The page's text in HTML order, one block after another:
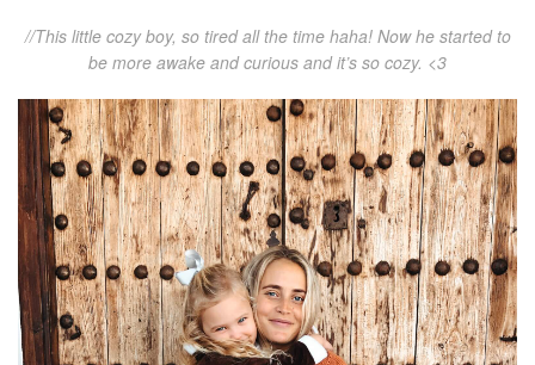
//This little cozy boy, so tired all the time haha! Now he started to
be more awake and curious and it’s so cozy. <3